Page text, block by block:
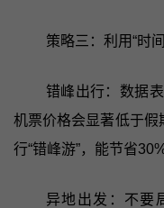
策略三：利用“时
错峰出行：数据
机票价格会显著低于假
行“错峰游”，能节省
异地出发：不要